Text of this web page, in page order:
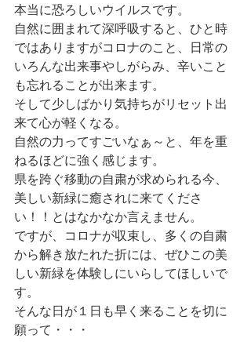
本当に恐ろしいウイルスです。
自然に囲まれて深呼吸すると、ひと時
ではありますがコロナのこと、日常の
いろんな出来事やしがらみ、辛いこと
も忘れることが出来ます。
そして少しばかり気持ちがリセット出
来て心が軽くなる。
自然の力ってすごいなぁ～と、年を重
ねるほどに強く感じます。
県を跨ぐ移動の自粛が求められる今、
美しい新緑に癒されに来てくださ
い！！とはなかなか言えません。
ですが、コロナが収束し、多くの自粛
から解き放たれた折には、ぜひこの美
しい新緑を体験しにいらしてほしいで
す。
そんな日が１日も早く来ることを切に
願って・・・